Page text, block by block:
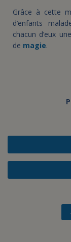
Grâce à cette
d’enfants
chacun d’eux
de magie.